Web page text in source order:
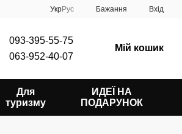
УкрРус Бажання Вхід
093-395-55-75
063-952-40-07
Мій кошик
Для
туризму
ИДЕЇ НА
ПОДАРУНОК